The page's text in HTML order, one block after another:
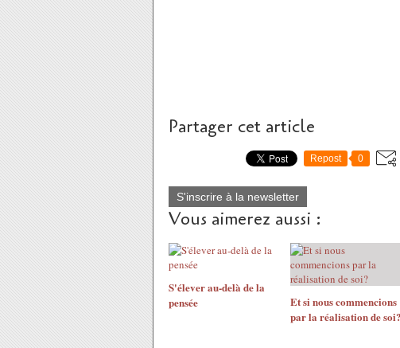
Partager cet article
Repost 0
S'inscrire à la newsletter
Vous aimerez aussi :
S'élever au-delà de la
pensée
Et si nous commencions
par la réalisation de soi?